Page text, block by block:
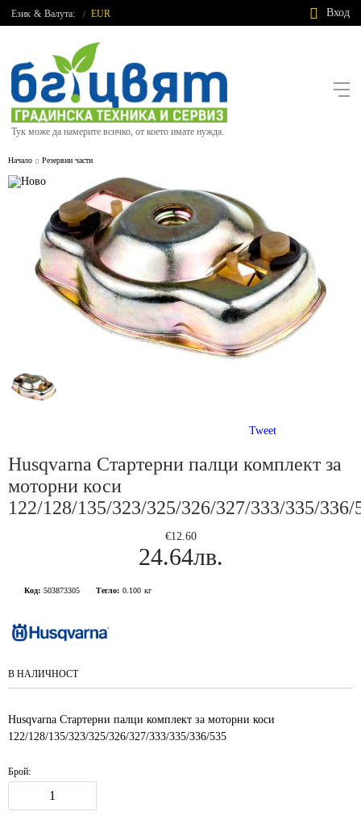
Език & Валута: / EUR Вход
Тук може да намерите всичко, от което имате нужда.
Начало Резервни части
Tweet
Husqvarna Стартерни палци комплект за
моторни коси
122/128/135/323/325/326/327/333/335/336/
€12.60
24.64лв.
Код: 503873305 Тегло: 0.100 кг
В НАЛИЧНОСТ
Husqvarna Стартерни палци комплект за моторни коси
122/128/135/323/325/326/327/333/335/336/535
Брой: